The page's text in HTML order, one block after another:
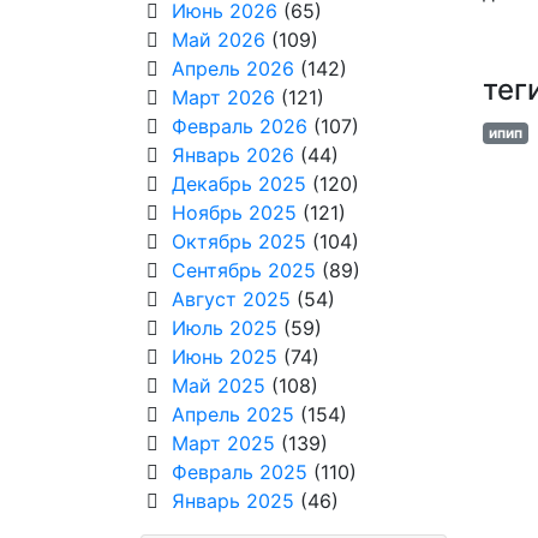
ипип
Июнь 2026 (65)
Май 2026 (109)
Апрель 2026 (142)
Март 2026 (121)
Февраль 2026 (107)
Январь 2026 (44)
Декабрь 2025 (120)
Ноябрь 2025 (121)
Октябрь 2025 (104)
Сентябрь 2025 (89)
Август 2025 (54)
Июль 2025 (59)
Июнь 2025 (74)
Май 2025 (108)
Апрель 2025 (154)
Март 2025 (139)
Февраль 2025 (110)
Январь 2025 (46)